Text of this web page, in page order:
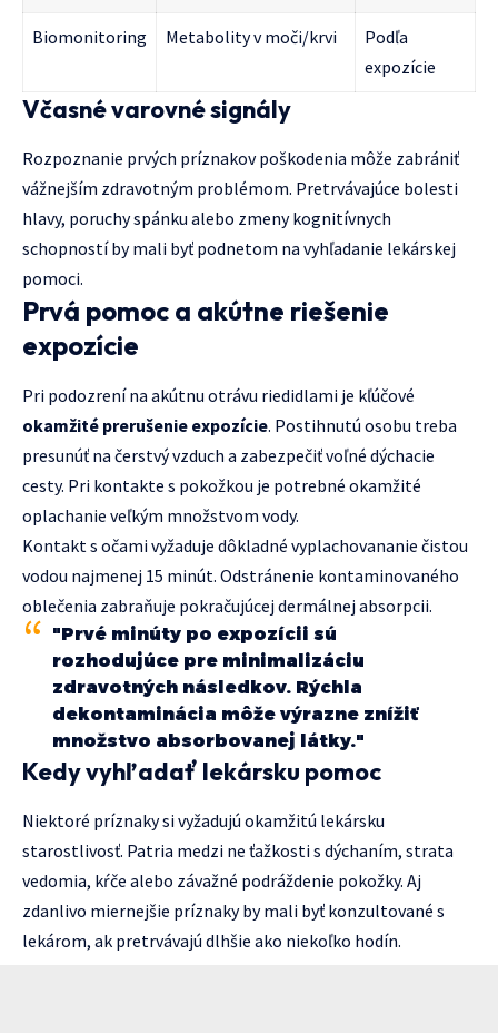
Biomonitoring Metabolity v moči/krvi
Podľa
expozície
Včasné varovné signály
Rozpoznanie prvých príznakov poškodenia môže zabrániť
vážnejším zdravotným problémom. Pretrvávajúce bolesti
hlavy, poruchy spánku alebo zmeny kognitívnych
schopností by mali byť podnetom na vyhľadanie lekárskej
pomoci.
Prvá pomoc a akútne riešenie
expozície
Pri podozrení na akútnu otrávu riedidlami je kľúčové
okamžité prerušenie expozície. Postihnutú osobu treba
presunúť na čerstvý vzduch a zabezpečiť voľné dýchacie
cesty. Pri kontakte s pokožkou je potrebné okamžité
oplachanie veľkým množstvom vody.
Kontakt s očami vyžaduje dôkladné vyplachovananie čistou
vodou najmenej 15 minút. Odstránenie kontaminovaného
oblečenia zabraňuje pokračujúcej dermálnej absorpcii.
"Prvé minúty po expozícii sú
rozhodujúce pre minimalizáciu
zdravotných následkov. Rýchla
dekontaminácia môže výrazne znížiť
množstvo absorbovanej látky."
Kedy vyhľadať lekársku pomoc
Niektoré príznaky si vyžadujú okamžitú lekársku
starostlivosť. Patria medzi ne ťažkosti s dýchaním, strata
vedomia, kŕče alebo závažné podráždenie pokožky. Aj
zdanlivo miernejšie príznaky by mali byť konzultované s
lekárom, ak pretrvávajú dlhšie ako niekoľko hodín.